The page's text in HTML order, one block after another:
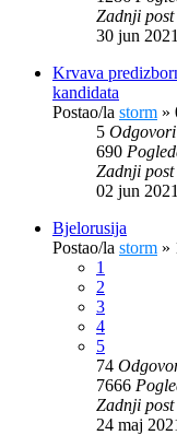
Zadnji post
30 jun
Krvava
kandidata
Postao/la storm »
5 Odgovori
690
Zadnji post
02 jun
Bjelorusija
Postao/la storm »
1
2
3
4
5
74
7666
Zadnji post
24 maj